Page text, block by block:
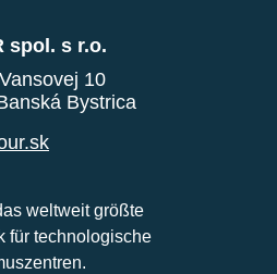
spol. s r.o.
10
Bystrica
weltweit größte
für technologische